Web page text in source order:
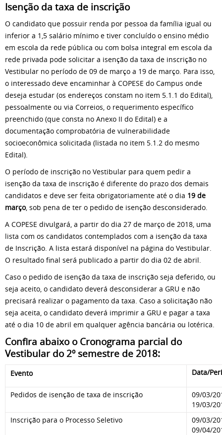
Isenção da taxa de inscrição
O candidato que possuir renda por pessoa da família igual ou
inferior a 1,5 salário mínimo e tiver concluído o ensino médio
em escola da rede pública ou com bolsa integral em escola da
rede privada pode solicitar a isenção da taxa de inscrição no
Vestibular no período de 09 de março a 19 de março. Para isso,
o interessado deve encaminhar à COPESE do Campus onde
deseja estudar (os endereços constam no item 5.1.1 do Edital),
pessoalmente ou via Correios, o requerimento específico
preenchido (que consta no Anexo II do Edital) e a
documentação comprobatória de vulnerabilidade
socioeconômica solicitada (listada no item 5.1.2 do mesmo
Edital).
O período de inscrição no Vestibular para quem pedir a
isenção da taxa de inscrição é diferente do prazo dos demais
candidatos e deve ser feita obrigatoriamente até o dia 19 de
março, sob pena de ter o pedido de isenção desconsiderado.
A COPESE divulgará, a partir do dia 27 de março de 2018, uma
lista com os candidatos contemplados com a isenção da taxa
de Inscrição. A lista estará disponível na página do Vestibular.
O resultado final será publicado a partir do dia 02 de abril.
Caso o pedido de isenção da taxa de inscrição seja deferido, ou
seja aceito, o candidato deverá desconsiderar a GRU e não
precisará realizar o pagamento da taxa. Caso a solicitação não
seja aceita, o candidato deverá imprimir a GRU e pagar a taxa
até o dia 10 de abril em qualquer agência bancária ou lotérica.
Confira abaixo o Cronograma parcial do
Vestibular do 2º semestre de 2018:
Evento Data/
Pedidos de isenção de taxa de inscrição
09/03/
19/03/
Inscrição para o Processo Seletivo
09/03/
09/04/